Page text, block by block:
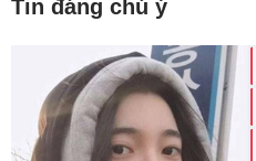
Tin đáng chú ý